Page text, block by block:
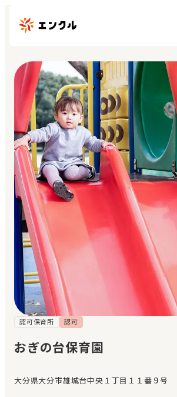
保育園・幼稚園を探す
地図から探す
地域から探す
マイページ
閲覧履歴
お気に入り
見学日記
メッセージ
おすすめの園
エンクルの特徴と活用方法
認可保育所 認可
おぎの台保育園
大分県大分市雄城台中央１丁目１１番９号